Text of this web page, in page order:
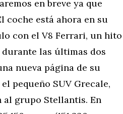
en breve ya que
coche está ahora en su
con el V8 Ferrari, un hito
las últimas dos
nueva página de su
pequeño SUV Grecale,
al grupo Stellantis. En